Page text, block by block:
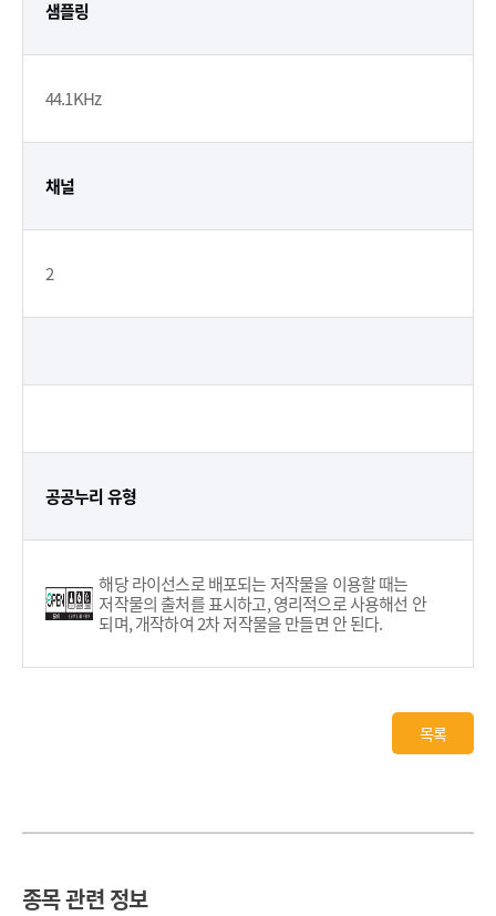
샘플링
44.1KHz
채널
2
공공누리 유형
해당 라이선스로 배포되는 저작물을 이용할 때는
저작물의 출처를 표시하고, 영리적으로 사용해선 안
되며, 개작하여 2차 저작물을 만들면 안 된다.
목록
종목 관련 정보